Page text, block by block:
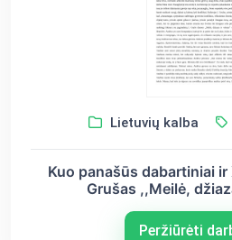
Lietuvių kalba
Kuo panašūs dabartiniai ir
Grušas ,,Meilė,
Peržiūrėti